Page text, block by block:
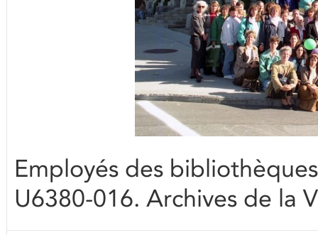
Employés des
U6380-016. Archives de la